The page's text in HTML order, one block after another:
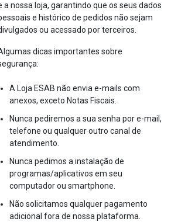
a nossa loja, garantindo que os seus dados
e histórico de pedidos não sejam
ou acessado por terceiros.
dicas importantes sobre
A Loja ESAB não envia e-mails com
anexos, exceto Notas Fiscais.
Nunca pediremos a sua senha por e-mail,
telefone ou qualquer outro canal de
atendimento.
Nunca pedimos a instalação de
programas/aplicativos em seu
computador ou smartphone.
Não solicitamos qualquer pagamento
adicional fora de nossa plataforma.